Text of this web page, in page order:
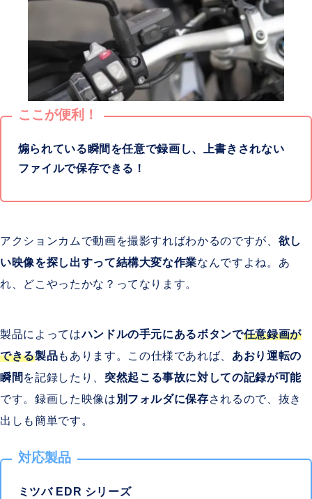
ここが便利！
煽られている瞬間を任意で録画し、上書きされない
ファイルで保存できる！
アクションカムで動画を撮影すればわかるのですが、 欲し
い映像を探し出すって結構大変な作業なんですよね。あ
れ、どこやったかな？ってなります。
製品によってはハンドルの手元にあるボタンで任意録画が
できる製品もあります。この仕様であれば、 あおり運転の
瞬間 を記録したり、 突然起こる事故に対しての記録が可能
です。録画した映像は 別フォルダに保存されるので、抜き
出しも簡単です。
対応製品
ミツバ EDR シリーズ